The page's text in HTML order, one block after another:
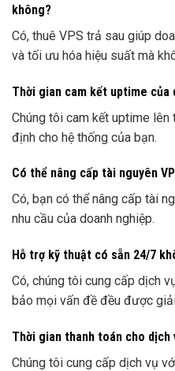
không?
Có, thuê VPS trả sau giúp
và tối ưu hóa hiệu suất mà
Thời gian cam kết uptime của
Chúng tôi cam kết uptime
định cho hệ thống của bạn.
Có thể nâng cấp tài nguyên
Có, bạn có thể nâng cấp tài
nhu cầu của doanh nghiệp.
Hỗ trợ kỹ thuật có sẵn 24/7
Có, chúng tôi cung cấp dịch
bảo mọi vấn đề đều được
Thời gian thanh toán cho dịch
Chúng tôi cung cấp dịch vụ